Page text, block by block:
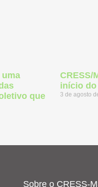
uma
que
CRESS/
início do
3 de agosto
Sobre o CRESS-